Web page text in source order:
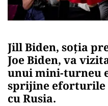
Jill Biden, soția
Joe Biden, va
unui mini-turneu
sprijine eforturile
cu Rusia.